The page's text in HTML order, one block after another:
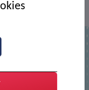
documentaires